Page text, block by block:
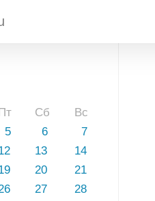
Сб
Вс
5 6
7
13
14
20
21
27
28